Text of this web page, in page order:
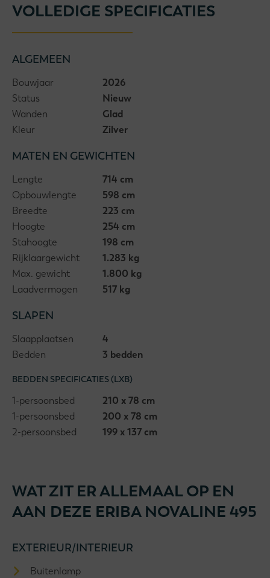
VOLLEDIGE SPECIFICATIES
ALGEMEEN
Bouwjaar
2026
Status
Nieuw
Wanden
Glad
Kleur
Zilver
MATEN EN GEWICHTEN
Lengte
714 cm
Opbouwlengte
598 cm
Breedte
223 cm
Hoogte
254 cm
Stahoogte
198 cm
Rijklaargewicht
1.283 kg
Max. gewicht
1.800 kg
Laadvermogen
517 kg
SLAPEN
Slaapplaatsen
4
Bedden
3 bedden
BEDDEN SPECIFICATIES (LXB)
1-persoonsbed
210 x 78 cm
1-persoonsbed
200 x 78 cm
2-persoonsbed
199 x 137 cm
WAT ZIT ER ALLEMAAL OP EN
AAN DEZE ERIBA NOVALINE 495
EXTERIEUR/INTERIEUR
Buitenlamp